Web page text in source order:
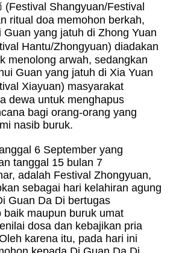
(Festival Shangyuan/Festival
ritual doa memohon berkah,
Guan yang jatuh di Zhong Yuan
Hantu/Zhongyuan) diadakan
menolong arwah, sedangkan
Guan yang jatuh di Xia Yuan
Xiayuan) masyarakat
dewa untuk menghapus
bagi orang-orang yang
nasib buruk.
6 September yang
tanggal 15 bulan 7
adalah Festival Zhongyuan,
sebagai hari kelahiran agung
Guan Da Di bertugas
baik maupun buruk umat
dosa dan kebajikan pria
karena itu, pada hari ini